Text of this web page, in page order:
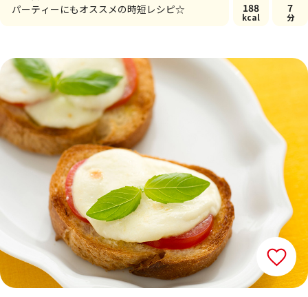
パーティーにもオススメの時短レシピ☆
188
kcal
7
分